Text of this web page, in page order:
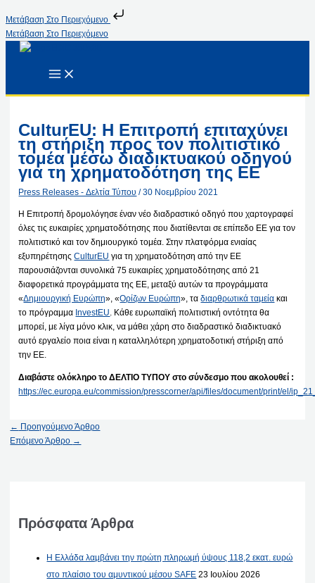
Μετάβαση Στο Περιεχόμενο
Μετάβαση Στο Περιεχόμενο
CulturEU: Η Επιτροπή επιταχύνει
τη στήριξη προς τον πολιτιστικό
τομέα μέσω διαδικτυακού οδηγού
για τη χρηματοδότηση της ΕΕ
Press Releases - Δελτία Τύπου /30 Νοεμβρίου 2021
Η Επιτροπή δρομολόγησε έναν νέο διαδραστικό οδηγό που χαρτογραφεί
όλες τις ευκαιρίες χρηματοδότησης που διατίθενται σε επίπεδο ΕΕ για τον
πολιτιστικό και τον δημιουργικό τομέα. Στην πλατφόρμα ενιαίας
εξυπηρέτησηςCulturEU για τη χρηματοδότηση από την ΕΕ
παρουσιάζονται συνολικά 75 ευκαιρίες χρηματοδότησης από 21
διαφορετικά προγράμματα της ΕΕ, μεταξύ αυτών τα προγράμματα
«Δημιουργική Ευρώπη», «Ορίζων Ευρώπη», ταδιαρθρωτικά ταμεία και
το πρόγραμμα InvestEU. Κάθε ευρωπαϊκή πολιτιστική οντότητα θα
μπορεί, με λίγα μόνο κλικ, να μάθει χάρη στο διαδραστικό διαδικτυακό
αυτό εργαλείο ποια είναι η καταλληλότερη χρηματοδοτική στήριξη από
την ΕΕ.
Διαβάστε ολόκληρο το ΔΕΛΤΙΟ ΤΥΠΟΥ στο σύνδεσμο που ακολουθεί :
https://ec.europa.eu/commission/presscorner/api/files/document/print/el/
← Προηγούμενο Άρθρο
Επόμενο Άρθρο →
Πρόσφατα Άρθρα
Η Ελλάδα λαμβάνει την πρώτη πληρωμή ύψους 118,2 εκατ. ευρώ
στο πλαίσιο του αμυντικού μέσου SAFE 23 Ιουλίου 2026